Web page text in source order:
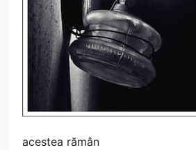
acestea rămân